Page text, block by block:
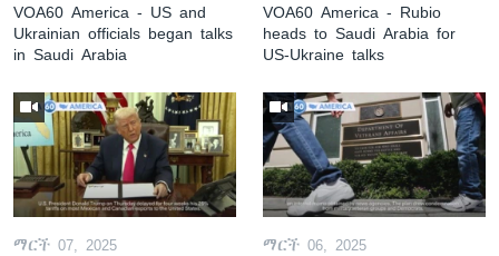
VOA60 America - US and
Ukrainian officials began talks
in Saudi Arabia
VOA60 America - Rubio
heads to Saudi Arabia for
US-Ukraine talks
ማርች 07, 2025 ማርች 06, 2025